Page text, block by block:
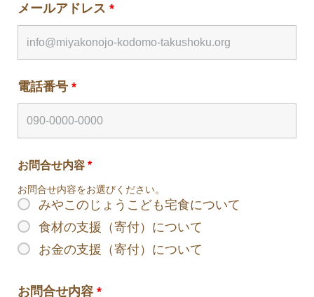
メールアドレス *
電話番号 *
お問合せ内容 *
みやこのじょうこども宅食について
食材の支援（寄付）について
お金の支援（寄付）について
お問合せ内容をお選びください。
お問合せ内容 *